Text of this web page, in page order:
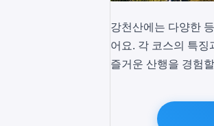
강천산에는 다양한
어요. 각 코스의 특
즐거운 산행을 경험